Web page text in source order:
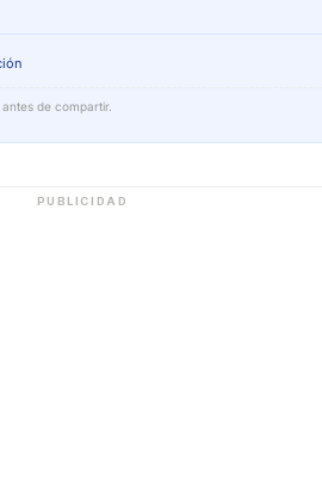
de compartir.
PUBLICIDAD